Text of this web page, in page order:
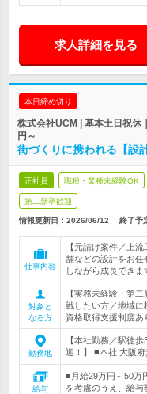
求人詳細を見る
本日締め切り
株式会社UCM | 基本土日祝休
円～
街づくりに携われる【設
正社員 職種・業種未経験OK
第二新卒歓迎
情報更新日：2026/06/12 終了予
仕事内容
【元請け案件／上
舗などの設計をお任
しながら成長できま
対象と
なる方
【実務未経験・第
戦したい方／地域
資格取得支援制度あ
勤務地
【本社勤務／駅徒
迎！】 ■本社 大阪
給与
■月給29万円～50万
を考慮のうえ、給